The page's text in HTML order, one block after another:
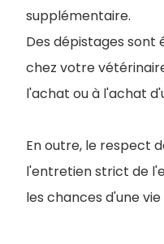
supplémentaire.
Des dépistages sont
chez votre
l'achat ou à l'achat
En outre, le respect
l'entretien strict de
les chances d'une